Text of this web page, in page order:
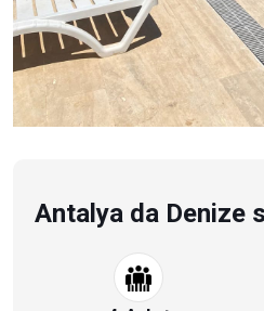
Antalya da Denize